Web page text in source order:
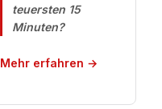
teuersten 15
Minuten?
Mehr erfahren →